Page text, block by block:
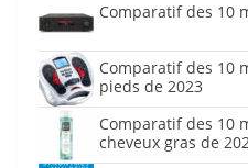
Comparatif des 10
Comparatif des 10
pieds de 2023
Comparatif des 10
cheveux gras de